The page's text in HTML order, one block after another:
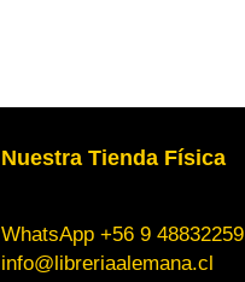
Nuestra Tienda Física
WhatsApp +56 9 48832259
info@libreriaalemana.cl